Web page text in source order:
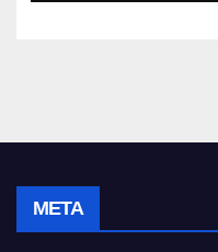
META